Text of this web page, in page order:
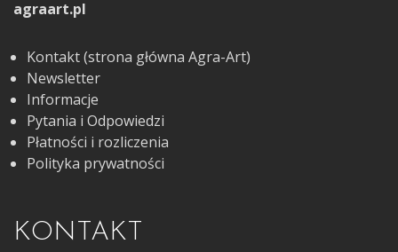
agraart.pl
Kontakt (strona główna Agra-Art)
Newsletter
Informacje
Pytania i Odpowiedzi
Płatności i rozliczenia
Polityka prywatności
KONTAKT